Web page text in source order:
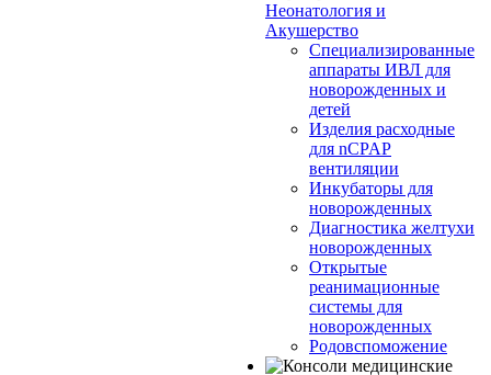
Неонатология и
Акушерство
Специализированные
аппараты ИВЛ для
новорожденных и
детей
Изделия расходные
для nCPAP
вентиляции
Инкубаторы для
новорожденных
Диагностика желтухи
новорожденных
Открытые
реанимационные
системы для
новорожденных
Родовспоможение